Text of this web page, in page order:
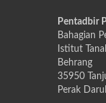
Pentadbir
Bahagian
Istitut
Behrang
35950
Perak